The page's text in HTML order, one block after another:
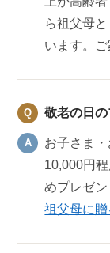
ら祖父母
います。
敬老の日
お子さま
10,000円
めプレゼ
祖父母に